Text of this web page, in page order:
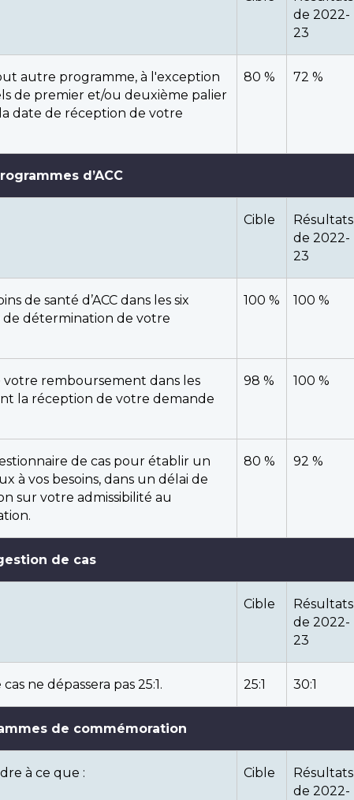
de 2022-
23
autre programme, à l'exception
de premier et/ou deuxième palier
date de réception de votre
80 % 72 %
d’ACC
Cible
Résultats
de 2022-
23
de santé d’ACC dans les six
de détermination de votre
100 % 100 %
remboursement dans les
la réception de votre demande
98 % 100 %
de cas pour établir un
à vos besoins, dans un délai de
sur votre admissibilité au
80 % 92 %
de cas
Cible
Résultats
de 2022-
23
ne dépassera pas 25:1. 25:1 30:1
de commémoration
à ce que : Cible
Résultats
de 2022-